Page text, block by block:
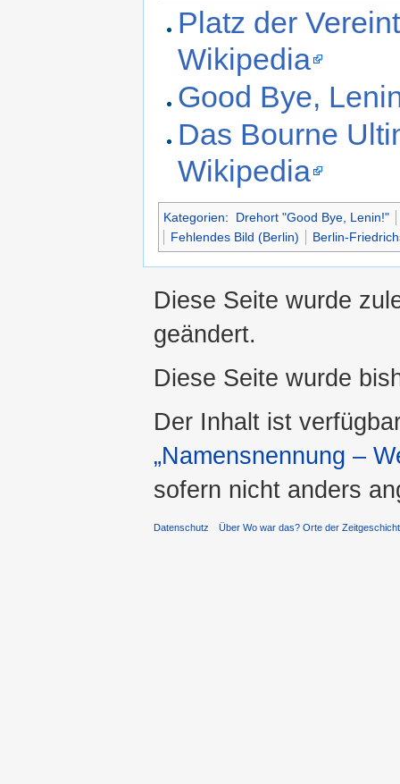
Platz der
Wikipedia
Good Bye,
Das Bourne
Wikipedia
Kategorien:
Drehort "Good Bye, Lenin!"
Fehlendes Bild (Berlin)
Berlin-
Diese Seite wurde
geändert.
Diese Seite wurde
Der Inhalt ist
„Namensnennung –
sofern nicht anders
Datenschutz Über Wo war das? Orte der